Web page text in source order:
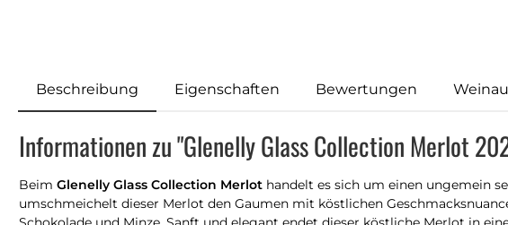
Beschreibung Eigenschaften Bewertungen
Informationen zu "Glenelly Glass Collection Merlot
Beim Glenelly Glass Collection Merlot handelt es sich um einen ungemein
umschmeichelt dieser Merlot den Gaumen mit köstlichen